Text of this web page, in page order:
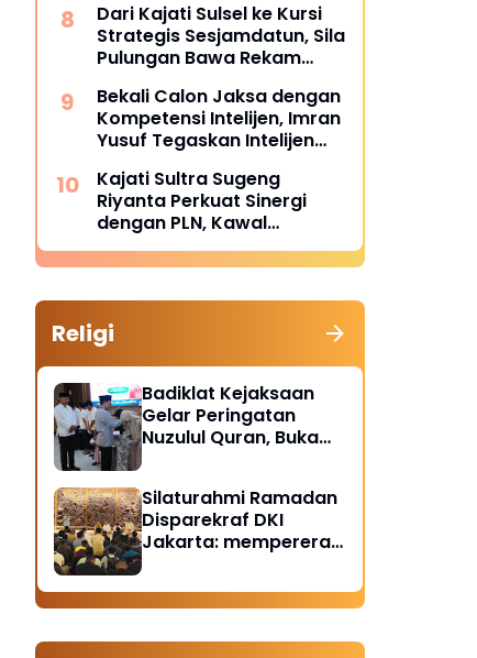
Kejaksaan Agung
Dari Kajati Sulsel ke Kursi
Strategis Sesjamdatun, Sila
Pulungan Bawa Rekam
Hukum
Bekali Calon Jaksa dengan
Kompetensi Intelijen, Imran
Yusuf Tegaskan Intelijen
Penegakan Hukum
Kajati Sultra Sugeng
Riyanta Perkuat Sinergi
dengan PLN, Kawal
Program Strategis
Ketenagalistrikan
Religi
Badiklat Kejaksaan
Gelar Peringatan
Nuzulul Quran, Buka
Piatu
Silaturahmi Ramadan
Disparekraf DKI
Jakarta: mempererat
soliditas